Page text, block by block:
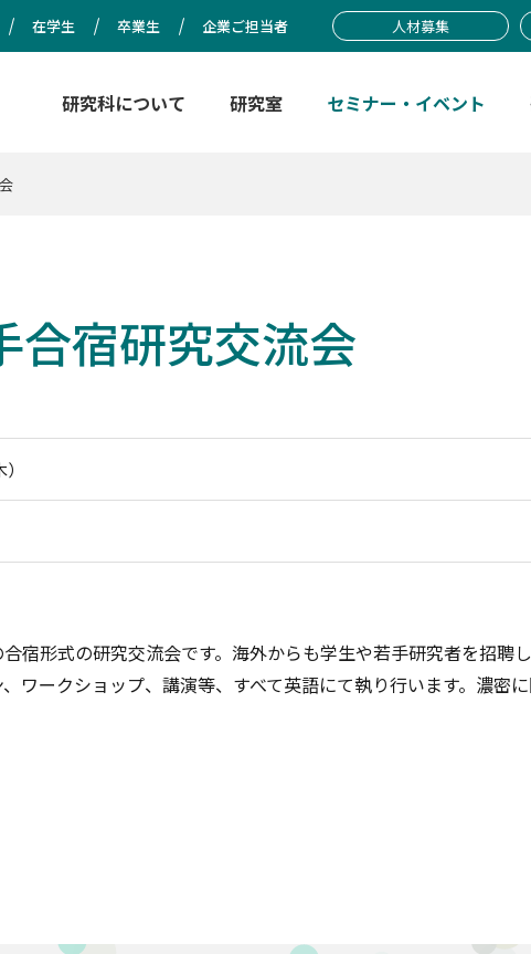
研究科について 研究室 セミナー・イベント
在学生 卒業生 企業ご担当者 人材募集
合宿研究交流会
宿形式の研究交流会です。海外からも学生や若手研究者を招聘
ワークショップ、講演等、すべて英語にて執り行います。濃密